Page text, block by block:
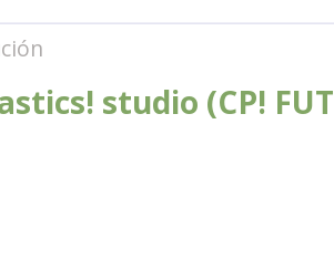
studio (CP!